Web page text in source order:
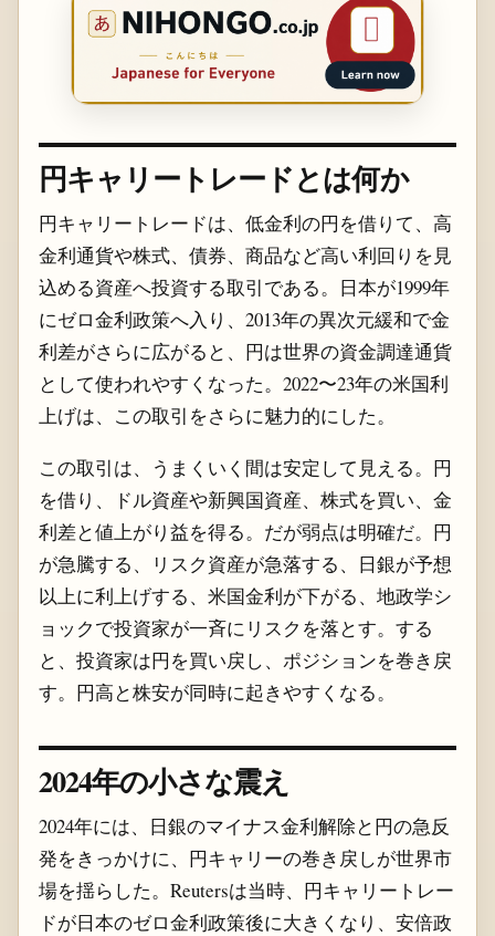
円キャリートレードとは何か
円キャリートレードは、低金利の円を借りて、高
金利通貨や株式、債券、商品など高い利回りを見
込める資産へ投資する取引である。日本が1999年
にゼロ金利政策へ入り、2013年の異次元緩和で金
利差がさらに広がると、円は世界の資金調達通貨
として使われやすくなった。2022〜23年の米国利
上げは、この取引をさらに魅力的にした。
この取引は、うまくいく間は安定して見える。円
を借り、ドル資産や新興国資産、株式を買い、金
利差と値上がり益を得る。だが弱点は明確だ。円
が急騰する、リスク資産が急落する、日銀が予想
以上に利上げする、米国金利が下がる、地政学シ
ョックで投資家が一斉にリスクを落とす。する
と、投資家は円を買い戻し、ポジションを巻き戻
す。円高と株安が同時に起きやすくなる。
2024年の小さな震え
2024年には、日銀のマイナス金利解除と円の急反
発をきっかけに、円キャリーの巻き戻しが世界市
場を揺らした。Reutersは当時、円キャリートレー
ドが日本のゼロ金利政策後に大きくなり、安倍政